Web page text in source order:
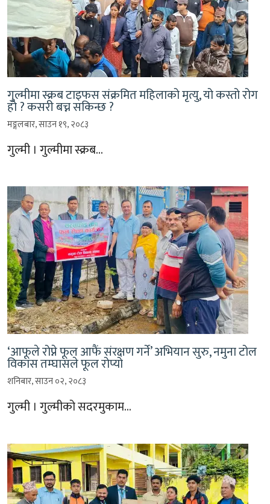
गुल्मीमा स्क्रब टाइफस संक्रमित महिलाको मृत्यु, यो कस्तो रोग
हो ? कसरी बच्न सकिन्छ ?
मङ्गलबार, साउन १९, २०८३
गुल्मी । गुल्मीमा स्क्रब…
‘आफूले रोप्ने फूल आफैं संरक्षण गर्ने’ अभियान सुरु, नमुना टोल
विकास तम्घासले फूल रोप्यो
शनिबार, साउन ०२, २०८३
गुल्मी । गुल्मीको सदरमुकाम…